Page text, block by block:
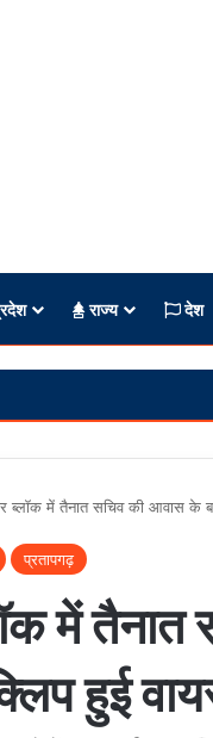
राज्य देश
ब्लॉक में तैनात सचिव की आवास के
प्रतापगढ़
में
हुई